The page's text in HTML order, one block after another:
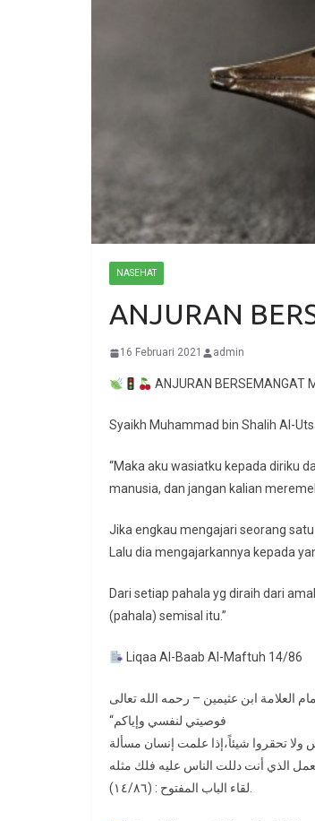
NASEHAT
ANJURAN
16 Februari 2021 admin
ANJURAN BERSEMANGAT
Syaikh Muhammad bin Shalih Al-
“Maka aku wasiatku kepada diriku
manusia, dan jangan kalian
Jika engkau mengajari seorang
Lalu dia mengajarkannya kepada
Dari setiap pahala yg diraih dari
(pahala) semisal itu.”
Liqaa Al-Baab Al-Maftuh 14/86
“فوصيتي لنفسي وإياكم
تحقروا شيئاً،إذا علمت إنسان مسألة
لقاء الباب المفتوح : (١٤/٨٦).